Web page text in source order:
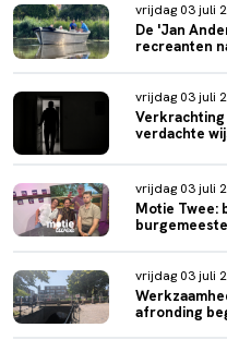
vrijdag 03 juli
De 'Jan
recreanten
vrijdag 03 juli
Verkrachting
verdachte
vrijdag 03 juli
Motie Twee:
vrijdag 03 juli
afronding